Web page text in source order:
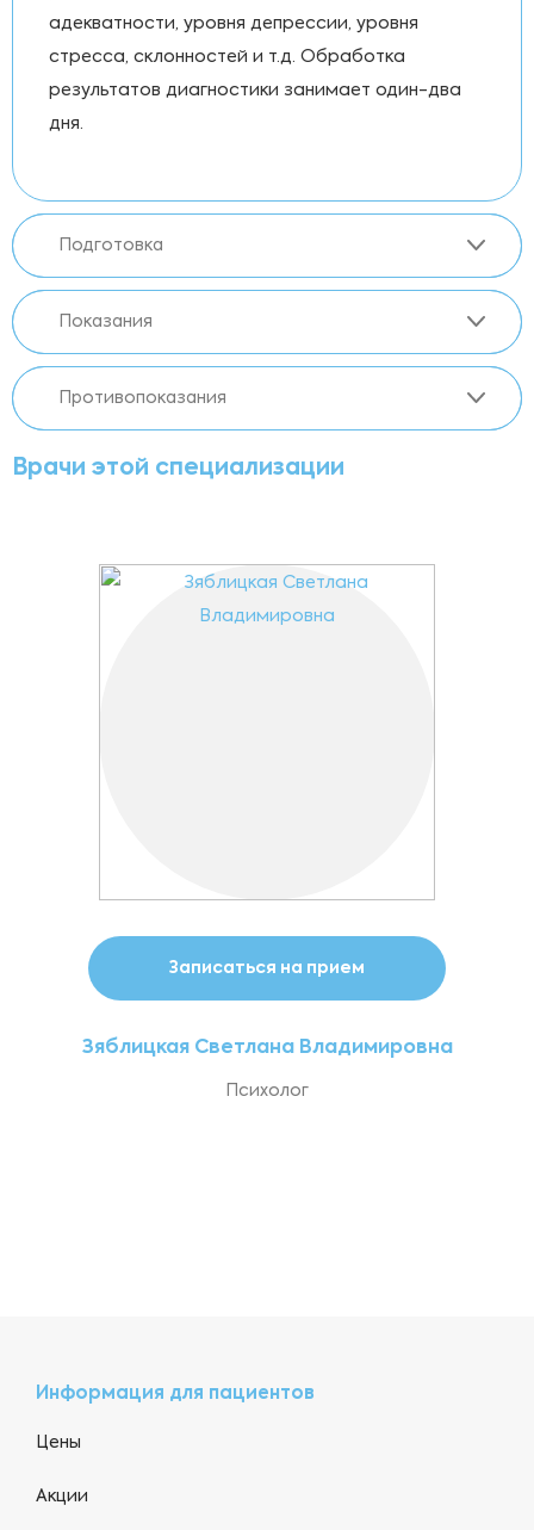
адекватности, уровня депрессии, уровня
стресса, склонностей и т.д. Обработка
результатов диагностики занимает один-два
дня.
Подготовка
Показания
Противопоказания
Врачи этой специализации
Записаться на прием
Зяблицкая Светлана Владимировна
Психолог
Информация для пациентов
Цены
Акции